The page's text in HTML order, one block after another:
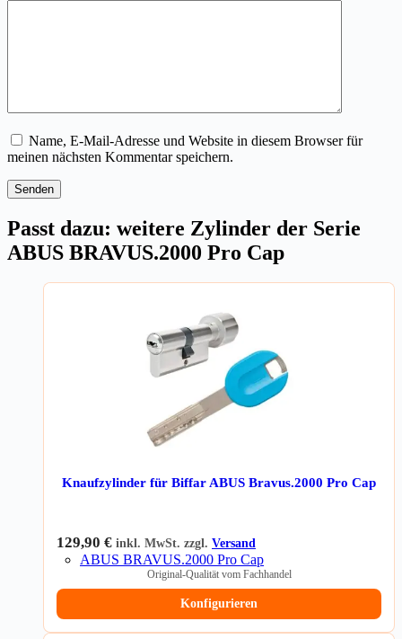
Name, E-Mail-Adresse und Website in diesem Browser für
meinen nächsten Kommentar speichern.
Senden
Passt dazu: weitere Zylinder der Serie
ABUS BRAVUS.2000 Pro Cap
Knaufzylinder für Biffar ABUS Bravus.2000 Pro Cap
129,90 € inkl. MwSt. zzgl. Versand
ABUS BRAVUS.2000 Pro Cap
Original-Qualität vom Fachhandel
Konfigurieren